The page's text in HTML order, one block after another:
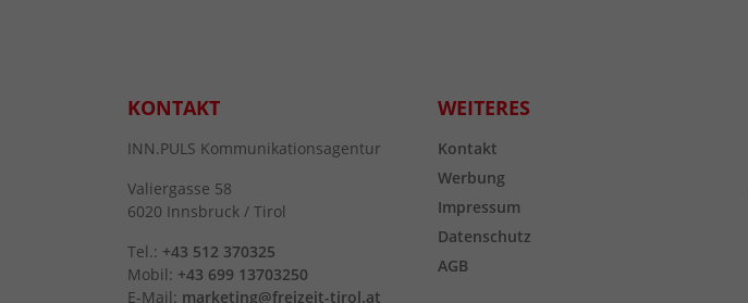
KONTAKT
INN.PULS Kommunikationsagentur
Valiergasse 58
6020 Innsbruck / Tirol
Tel.: +43 512 370325
Mobil: +43 699 13703250
E-Mail: marketing@freizeit-tirol.at
WEITERES
Kontakt
Werbung
Impressum
Datenschutz
AGB